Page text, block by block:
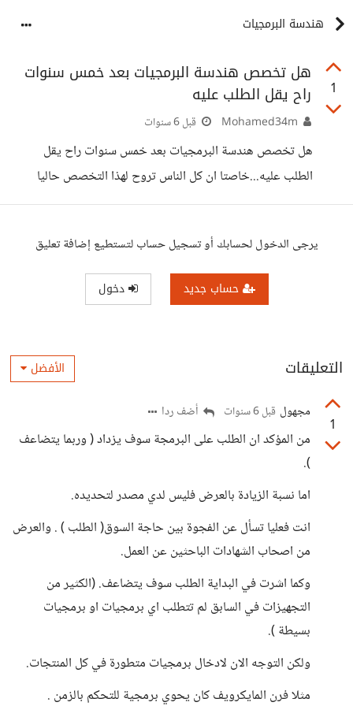
هندسة البرمجيات
1
هل تخصص هندسة البرمجيات بعد خمس سنوات
راح يقل الطلب عليه
قبل 6 سنوات
هل تخصص هندسة البرمجيات بعد خمس سنوات راح يقل
الطلب عليه...خاصتا ان كل الناس تروح لهذا التخصص حاليا
يرجى الدخول لحسابك أو تسجيل حساب لتستطيع إضافة تعليق
حساب جديد دخول
التعليقات الأفضل
1
مجهول قبل 6 سنوات أضف ردا
من المؤكد ان الطلب على البرمجة سوف يزداد ( وربما يتضاعف
).
اما نسبة الزيادة بالعرض فليس لدي مصدر لتحديده.
انت فعليا تسأل عن الفجوة بين حاجة السوق( الطلب ) . والعرض
من اصحاب الشهادات الباحثين عن العمل.
وكما اشرت في البداية الطلب سوف يتضاعف. (الكثير من
التجهيزات في السابق لم تتطلب اي برمجيات او برمجيات
بسيطة ).
ولكن التوجه الان لادخال برمجيات متطورة في كل المنتجات.
مثلا فرن المايكرويف كان يحوي برمجية للتحكم بالزمن .